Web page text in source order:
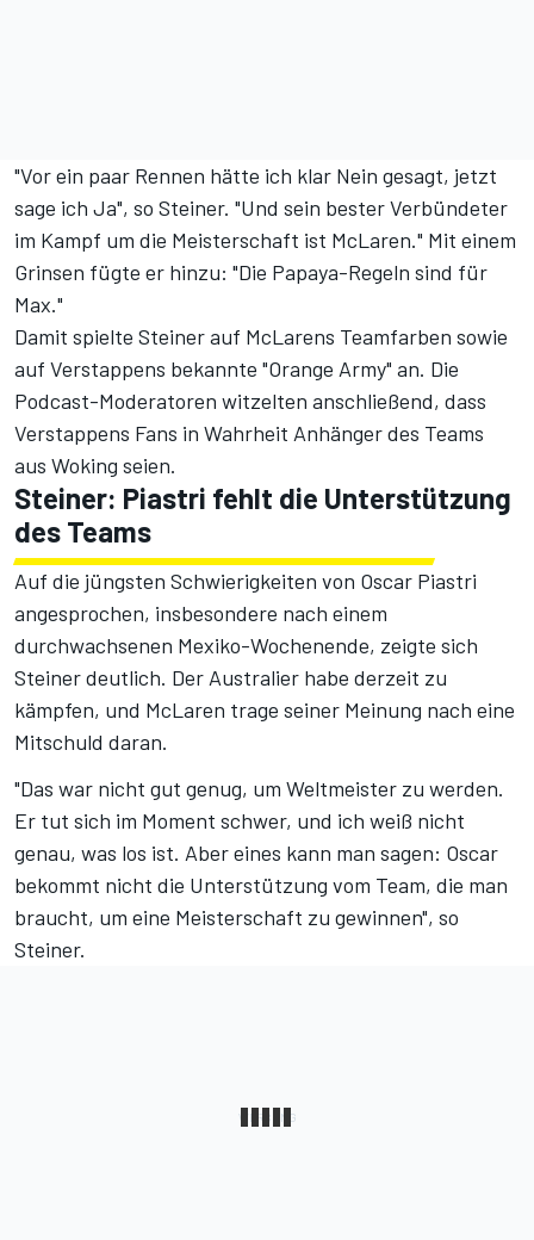
"Vor ein paar Rennen hätte ich klar Nein gesagt, jetzt
sage ich Ja", so Steiner. "Und sein bester Verbündeter
im Kampf um die Meisterschaft ist McLaren." Mit einem
Grinsen fügte er hinzu: "Die Papaya-Regeln sind für
Max."
Damit spielte Steiner auf McLarens Teamfarben sowie
auf Verstappens bekannte "Orange Army" an. Die
Podcast-Moderatoren witzelten anschließend, dass
Verstappens Fans in Wahrheit Anhänger des Teams
aus Woking seien.
Steiner: Piastri fehlt die Unterstützung
des Teams
Auf die jüngsten Schwierigkeiten von Oscar Piastri
angesprochen, insbesondere nach einem
durchwachsenen Mexiko-Wochenende, zeigte sich
Steiner deutlich. Der Australier habe derzeit zu
kämpfen, und McLaren trage seiner Meinung nach eine
Mitschuld daran.
"Das war nicht gut genug, um Weltmeister zu werden.
Er tut sich im Moment schwer, und ich weiß nicht
genau, was los ist. Aber eines kann man sagen: Oscar
bekommt nicht die Unterstützung vom Team, die man
braucht, um eine Meisterschaft zu gewinnen", so
Steiner.